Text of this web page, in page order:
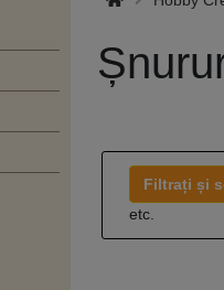
Filtrați și
etc.